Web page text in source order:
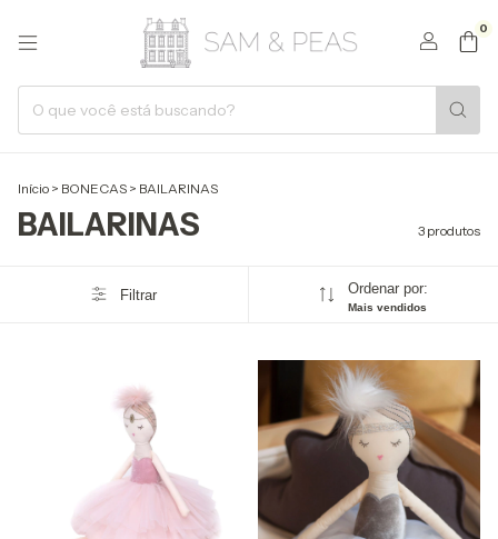
0
Início > BONECAS > BAILARINAS
BAILARINAS 3 produtos
Filtrar Ordenar por:
Mais vendidos